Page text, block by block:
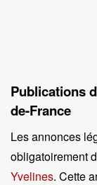
Publications
de-France
Les annonces
obligatoirement
Yvelines. Cette